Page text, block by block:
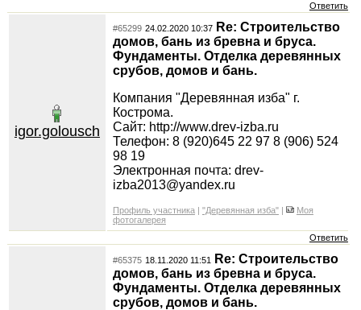
Ответить
igor.golousch
#65299 24.02.2020 10:37Re: Строительство
домов, бань из бревна и бруса.
Фундаменты. Отделка деревянных
срубов, домов и бань.
Компания "Деревянная изба" г.
Кострома.
Сайт: http://www.drev-izba.ru
Телефон: 8 (920)645 22 97 8 (906) 524
98 19
Электронная почта: drev-
izba2013@yandex.ru
Профиль участника| "Деревянная изба"|
Моя
фотогалерея
Ответить
#65375 18.11.2020 11:51
Re: Строительство
домов, бань из бревна и бруса.
Фундаменты. Отделка деревянных
срубов, домов и бань.